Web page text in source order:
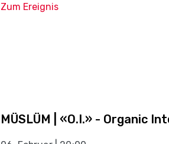
Zum Ereignis
MÜSLÜM | «O.I.» - Organic